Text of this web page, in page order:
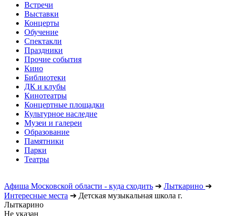
Встречи
Выставки
Концерты
Обучение
Спектакли
Праздники
Прочие события
Кино
Библиотеки
ДК и клубы
Кинотеатры
Концертные площадки
Культурное наследие
Музеи и галереи
Образование
Памятники
Парки
Театры
Афиша Московской области - куда сходить ➔ Лыткарино ➔
Интересные места ➔ Детская музыкальная школа г.
Лыткарино
Не указан